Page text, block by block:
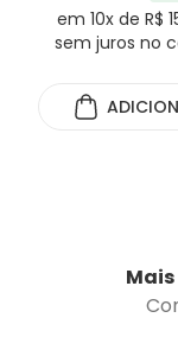
em 10x de R$
sem juros no